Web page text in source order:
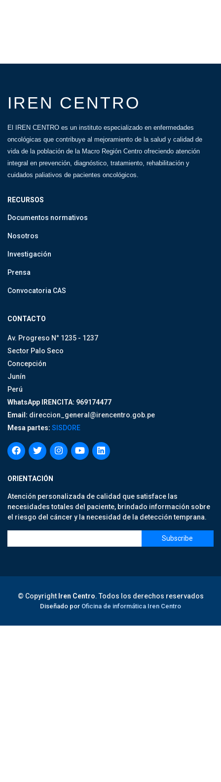
IREN CENTRO
El IREN CENTRO es un instituto especializado en enfermedades
oncológicas que contribuye al mejoramiento de la salud y calidad de
vida de la población de la Macro Región Centro ofreciendo atención
integral en prevención, diagnóstico, tratamiento, rehabilitación y
cuidados paliativos de pacientes oncológicos.
RECURSOS
Documentos normativos
Nosotros
Investigación
Prensa
Convocatoria CAS
CONTACTO
Av. Progreso N° 1235 - 1237
Sector Palo Seco
Concepción
Junín
Perú
WhatsApp IRENCITA: 969174477
Email: direccion_general@irencentro.gob.pe
Mesa partes: SISDORE
ORIENTACIÓN
Atención personalizada de calidad que satisface las
necesidades totales del paciente, brindado información sobre
el riesgo del cáncer y la necesidad de la detección temprana.
© Copyright Iren Centro. Todos los derechos reservados
Diseñado por Oficina de informática Iren Centro